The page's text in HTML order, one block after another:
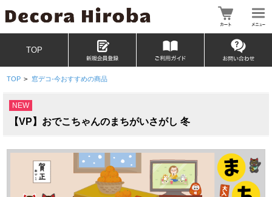
TOP
TOP > 窓デコ-今おすすめの商品
NEW
【VP】おでこちゃんのまちがいさがし 冬